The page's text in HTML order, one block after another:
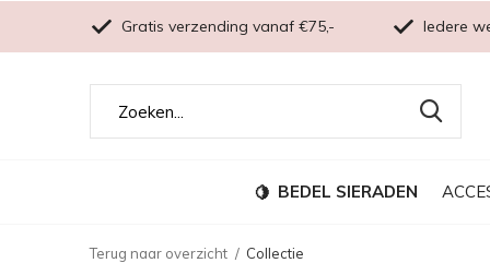
BEDEL SIERADEN
Gratis verzending vanaf €75,- Iedere
Terug naar overzicht Collectie